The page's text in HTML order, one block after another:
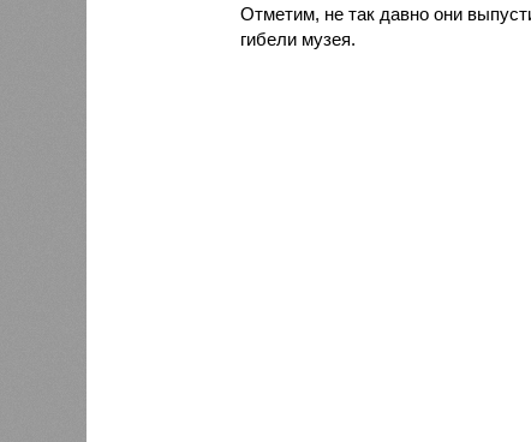
Отметим, не так давно они
гибели музея.